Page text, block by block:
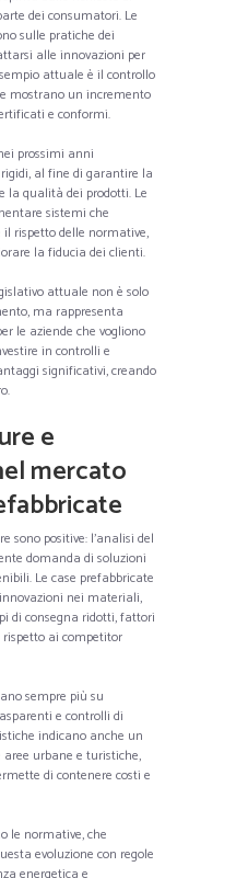
dei consumatori. Le
sulle pratiche dei
alle innovazioni per
attuale è il controllo
mostrano un incremento
e conformi.
prossimi anni
al fine di garantire la
la qualità dei prodotti. Le
sistemi che
rispetto delle normative,
la fiducia dei clienti.
attuale non è solo
ma rappresenta
le aziende che vogliono
in controlli e
significativi, creando
e
mercato
sono positive: l’analisi del
domanda di soluzioni
Le case prefabbricate
nei materiali,
di consegna ridotti, fattori
ai competitor
sempre più su
e controlli di
indicano anche un
urbane e turistiche,
di contenere costi e
le normative, che
evoluzione con regole
energetica e